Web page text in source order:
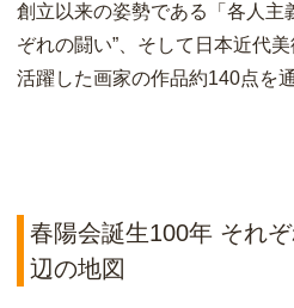
創立以来の姿勢である「各人主
ぞれの闘い”、そして日本近代
活躍した画家の作品約140点を
春陽会誕生100年 それ
辺の地図